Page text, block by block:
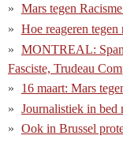
Mars tegen
Hoe reageren tegen
MONTREAL:
Fasciste, Trudeau
16 maart: Mars
Journalistiek in bed
Ook in Brussel